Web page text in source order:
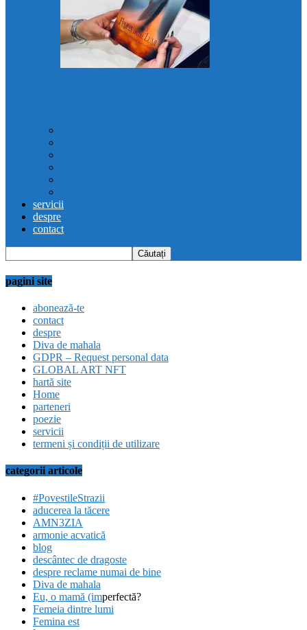
servicii
despre
contact
pagini site
abonează-te
contact
despre
Diva de mahala
GDPR – Request personal data
GLOBAL ART NFT
hartă site
Home
parteneri
poezie
servicii
termeni și condiții de utilizare
categorii articole
#PovestileStrazii
aducerea la tăcere
AMN3ZIA
armonie acvatică
blog
descântec de dragoste
despre reclame numai de bine
Diva de mahala
Eu, o mamă (imperfectă?
Femeia dintre lumi
Femina est